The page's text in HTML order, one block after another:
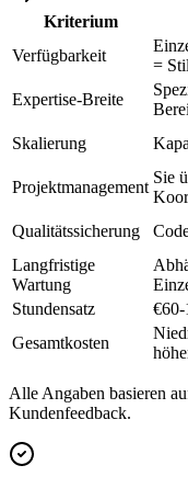
Kriterium
Verfügbarkeit
=
Expertise-Breite
Skalierung
Projektmanagement
Sie
Qualitätssicherung
Langfristige
Wartung
Stundensatz
€60-
Gesamtkosten
Alle Angaben basieren
Kundenfeedback.